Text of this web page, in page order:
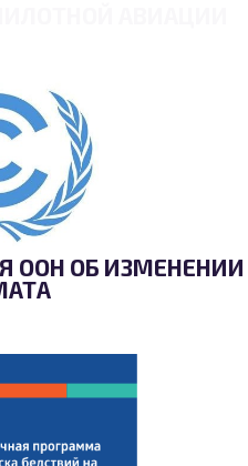
ООН ОБ ИЗМЕНЕНИИ